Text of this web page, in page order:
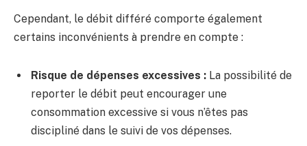
Cependant, le débit différé comporte également
certains inconvénients à prendre en compte :
Risque de dépenses excessives : La possibilité de
reporter le débit peut encourager une
consommation excessive si vous n’êtes pas
discipliné dans le suivi de vos dépenses.